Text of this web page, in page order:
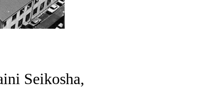
Seikosha,